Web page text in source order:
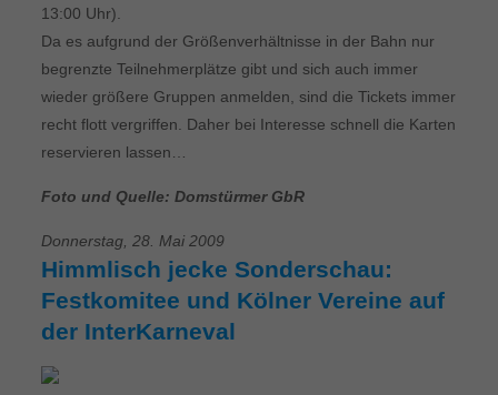
13:00 Uhr).
Da es aufgrund der Größenverhältnisse in der Bahn nur
begrenzte Teilnehmerplätze gibt und sich auch immer
wieder größere Gruppen anmelden, sind die Tickets immer
recht flott vergriffen. Daher bei Interesse schnell die Karten
reservieren lassen…
Foto und Quelle: Domstürmer GbR
Donnerstag, 28. Mai 2009
Himmlisch jecke Sonderschau:
Festkomitee und Kölner Vereine auf
der InterKarneval